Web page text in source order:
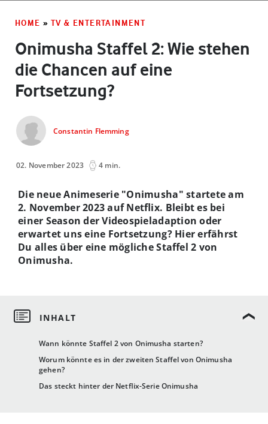
HOME » TV & ENTERTAINMENT
Onimusha Staffel 2: Wie stehen
die Chancen auf eine
Fortsetzung?
Constantin Flemming
02. November 2023 4 min.
Wann könnte Staffel 2 von Onimusha starten?
Worum könnte es in der zweiten Staffel von Onimusha
gehen?
Das steckt hinter der Netflix-Serie Onimusha
Die neue Animeserie "Onimusha" startete am
2. November 2023 auf Netflix. Bleibt es bei
einer Season der Videospieladaption oder
erwartet uns eine Fortsetzung? Hier erfährst
Du alles über eine mögliche Staffel 2 von
Onimusha.